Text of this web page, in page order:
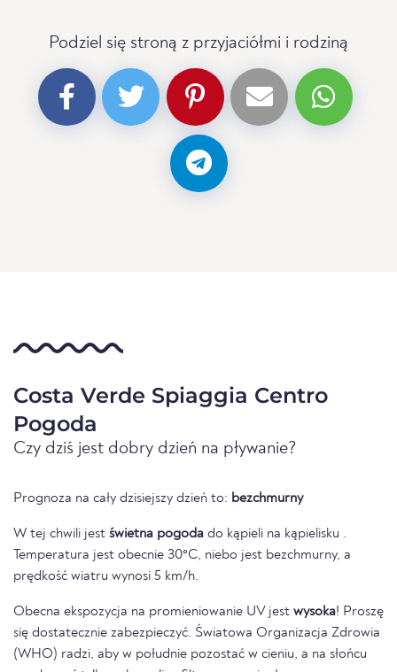
Podziel się stroną z przyjaciółmi i rodziną
Costa Verde Spiaggia Centro
Pogoda
Czy dziś jest dobry dzień na pływanie?
Prognoza na cały dzisiejszy dzień to: bezchmurny
W tej chwili jest świetna pogoda do kąpieli na kąpielisku .
Temperatura jest obecnie 30°C, niebo jest bezchmurny, a
prędkość wiatru wynosi 5 km/h.
Obecna ekspozycja na promieniowanie UV jest wysoka! Proszę
się dostatecznie zabezpieczyć. Światowa Organizacja Zdrowia
(WHO) radzi, aby w południe pozostać w cieniu, a na słońcu